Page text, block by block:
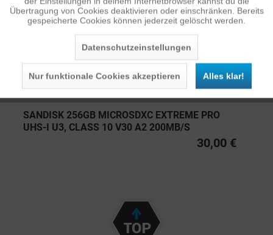
SANDISK 256GB MICROSDXC EXTREME PRO
UHS-I U3, CLASS 10 V30 A2 200MB/S
30,00 €
Service Inaktiv
Übertragung von Cookies deaktivieren oder einschränken. Bereits
gespeicherte Cookies können jederzeit gelöscht werden.
Datenschutzeinstellungen
Nur funktionale Cookies akzeptieren Alles klar!